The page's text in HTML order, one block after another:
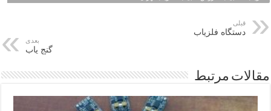
قبلی
دستگاه فلزیاب
بعدی
گنج یاب
مقالات مرتبط